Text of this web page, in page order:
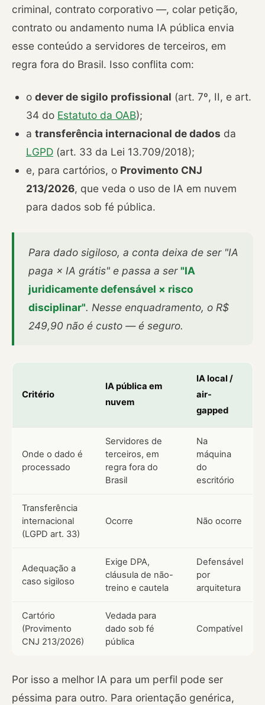
criminal, contrato corporativo —, colar petição,
contrato ou andamento numa IA pública envia
esse conteúdo a servidores de terceiros, em
regra fora do Brasil. Isso conflita com:
o dever de sigilo profissional (art. 7º, II, e art.
34 do Estatuto da OAB);
a transferência internacional de dados da
LGPD (art. 33 da Lei 13.709/2018);
e, para cartórios, o Provimento CNJ
213/2026, que veda o uso de IA em nuvem
para dados sob fé pública.
Para dado sigiloso, a conta deixa de ser "IA
paga × IA grátis" e passa a ser"IA
juridicamente defensável × risco
disciplinar". Nesse enquadramento, o R$
249,90 não é custo — é seguro.
Critério
IA pública em
nuvem
IA local /
air-
gapped
Onde o dado é
processado
Servidores de
terceiros, em
regra fora do
Brasil
Na
máquina
do
escritório
Transferência
internacional
(LGPD art. 33)
Ocorre Não ocorre
Adequação a
caso sigiloso
Exige DPA,
cláusula de não-
treino e cautela
Defensável
por
arquitetura
Cartório
(Provimento
CNJ 213/2026)
Vedada para
dado sob fé
pública
Compatível
Por isso a melhor IA para um perfil pode ser
péssima para outro. Para orientação genérica,